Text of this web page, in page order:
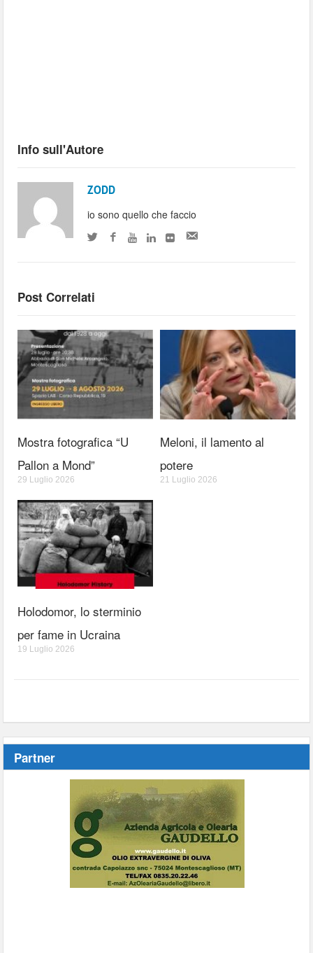
Info sull'Autore
ZODD
io sono quello che faccio
Post Correlati
Mostra fotografica “U
Pallon a Mond”
29 Luglio 2026
Meloni, il lamento al
potere
21 Luglio 2026
Holodomor, lo sterminio
per fame in Ucraina
19 Luglio 2026
Partner